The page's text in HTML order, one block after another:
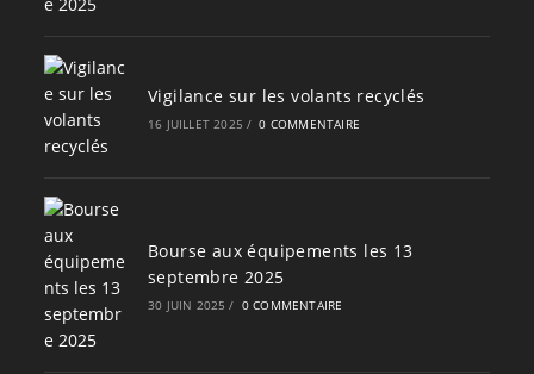
Vigilance sur les volants recyclés
16 JUILLET 2025 / 0 COMMENTAIRE
Bourse aux équipements les 13
septembre 2025
30 JUIN 2025 / 0 COMMENTAIRE